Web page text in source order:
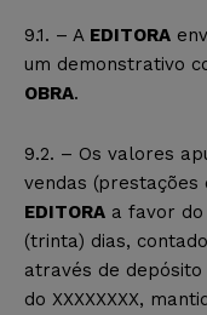
9.1. – A EDITORA
um demonstrativo
OBRA.
9.2. – Os valores
vendas (prestações
EDITORA a favor do
(trinta) dias,
através de
do XXXXXXXX,